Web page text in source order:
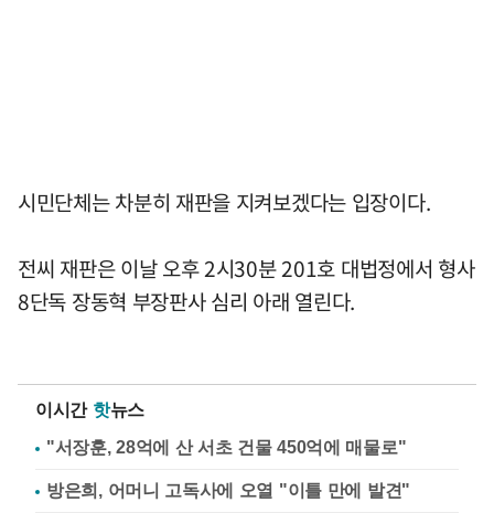
시민단체는 차분히 재판을 지켜보겠다는 입장이다.
전씨 재판은 이날 오후 2시30분 201호 대법정에서 형사
8단독 장동혁 부장판사 심리 아래 열린다.
이시간 핫뉴스
"서장훈, 28억에 산 서초 건물 450억에 매물로"
방은희, 어머니 고독사에 오열 "이틀 만에 발견"